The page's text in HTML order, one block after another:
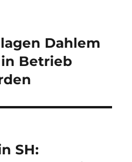
Dahlem
Betrieb
SH: